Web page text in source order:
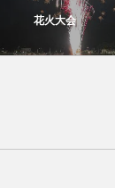
花火大会